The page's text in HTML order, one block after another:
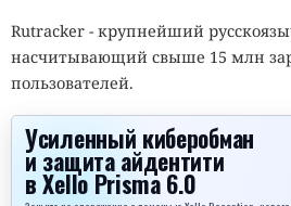
Rutracker - крупнейший
насчитывающий свыше 15 млн
пользователей.
Усиленный киберобман
и защита айдентити
в Xello Prisma 6.0